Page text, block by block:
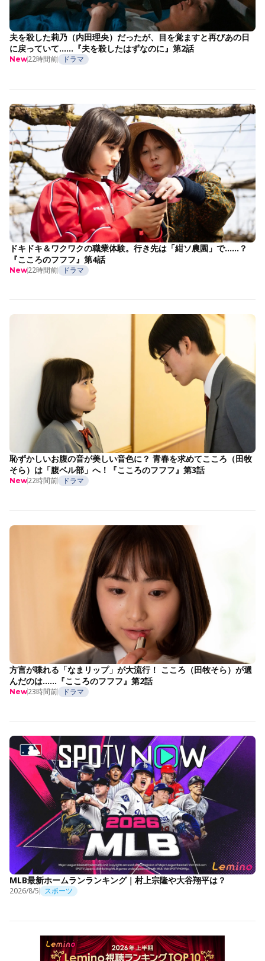
夫を殺した莉乃（内田理央）だったが、目を覚ますと再びあの日
に戻っていて……『夫を殺したはずなのに』第2話
New22時間前 ドラマ
ドキドキ＆ワクワクの職業体験。行き先は「紺ソ農園」で……？
『こころのフフフ』第4話
New22時間前 ドラマ
恥ずかしいお腹の音が美しい音色に？ 青春を求めてこころ（田牧
そら）は「腹ベル部」へ！『こころのフフフ』第3話
New22時間前 ドラマ
方言が喋れる「なまリップ」が大流行！ こころ（田牧そら）が選
んだのは……『こころのフフフ』第2話
New23時間前 ドラマ
MLB最新ホームランランキング｜村上宗隆や大谷翔平は？
2026/8/5 スポーツ